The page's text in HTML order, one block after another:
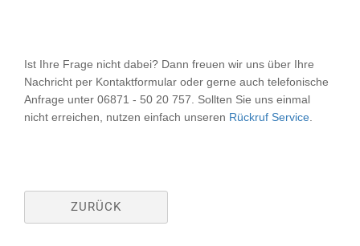
Ist Ihre Frage nicht dabei? Dann freuen wir uns über Ihre
Nachricht per Kontaktformular oder gerne auch telefonische
Anfrage unter 06871 - 50 20 757. Sollten Sie uns einmal
nicht erreichen, nutzen einfach unseren Rückruf Service
ZURÜCK